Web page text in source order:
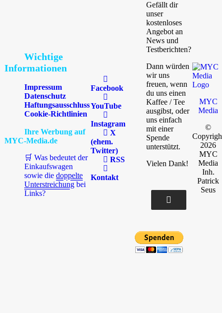
Wichtige
Informationen
Impressum
Datenschutz
Haftungsausschluss
Cookie-Richtlinien
Ihre Werbung auf
MYC-Media.de
🛒 Was bedeutet der
Einkaufswagen
sowie die doppelte
Unterstreichung bei
Links?
Facebook
YouTube
Instagram
X
(ehem.
Twitter)
RSS
Kontakt
Gefällt dir
unser
kostenloses
Angebot an
News und
Testberichten?
Dann würden
wir uns
freuen, wenn
du uns einen
Kaffee / Tee
ausgibst, oder
uns einfach
mit einer
Spende
unterstützt.
Vielen Dank!
MYC
Media
©
2026
MYC
Media
Inh.
Patrick
Seus